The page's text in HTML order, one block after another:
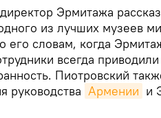
Эрмитажа
из лучших музеев
словам, когда
всегда
Пиотровский
руководства Армении и